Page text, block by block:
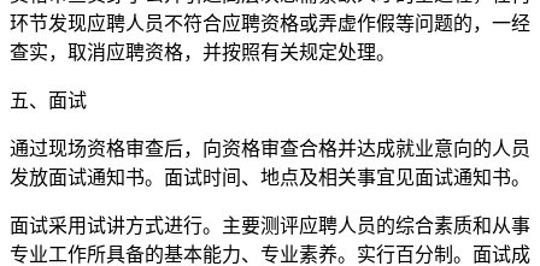
环节发现应聘人员不符合应聘资格或弄虚作假等问题的，一经
查实，取消应聘资格，并按照有关规定处理。
五、面试
通过现场资格审查后，向资格审查合格并达成就业意向的人员
发放面试通知书。面试时间、地点及相关事宜见面试通知书。
面试采用试讲方式进行。主要测评应聘人员的综合素质和从事
专业工作所具备的基本能力、专业素养。实行百分制。面试成